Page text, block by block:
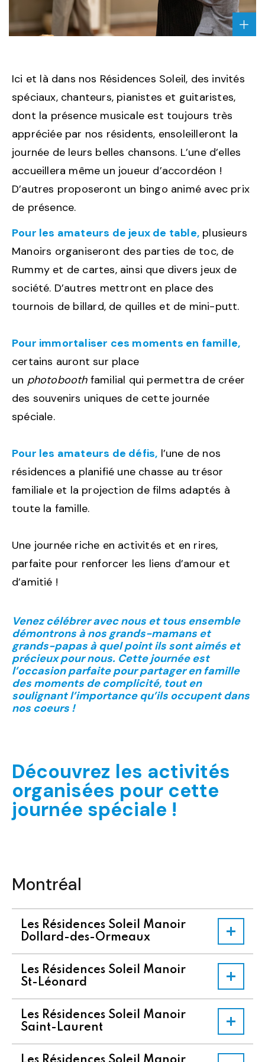
LES
Ici et là dans nos Résidences Soleil, des invités
spéciaux, chanteurs, pianistes et guitaristes,
dont la présence musicale est toujours très
appréciée par nos résidents, ensoleilleront la
journée de leurs belles chansons. L’une d’elles
accueillera même un joueur d’accordéon !
D’autres proposeront un bingo animé avec prix
de présence.
Pour les amateurs de jeux de table, plusieurs
Manoirs organiseront des parties de toc, de
Rummy et de cartes, ainsi que divers jeux de
société. D’autres mettront en place des
tournois de billard, de quilles et de mini-putt.
Pour immortaliser ces moments en famille,
certains auront sur place
un photoboothfamilial qui permettra de créer
des souvenirs uniques de cette journée
spéciale.
Pour les amateurs de défis, l’une de nos
résidences a planifié une chasse au trésor
familiale et la projection de films adaptés à
toute la famille.
Une journée riche en activités et en rires,
parfaite pour renforcer les liens d’amour et
d’amitié !
Venez célébrer avec nous et tous ensemble
démontrons à nos grands-mamans et
grands-papas à quel point ils sont aimés et
précieux pour nous. Cette journée est
l’occasion parfaite pour partager en famille
des moments de complicité, tout en
soulignant l’importance qu’ils occupent dans
nos coeurs !
Découvrez les activités
organisées pour cette
journée spéciale !
Montréal
Les Résidences Soleil Manoir
Dollard-des-Ormeaux
Les Résidences Soleil Manoir
St-Léonard
Les Résidences Soleil Manoir
Saint-Laurent